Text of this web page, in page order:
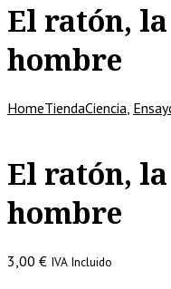
El ratón,
hombre
HomeTiendaCiencia
El ratón,
hombre
3,00 € IVA Incluido